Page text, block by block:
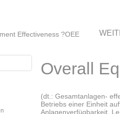
Effectiveness ?OEE
Overall
(dt.: Gesamtanlagen-
Betriebs einer Einheit
Anlagenverfügbarkeit,